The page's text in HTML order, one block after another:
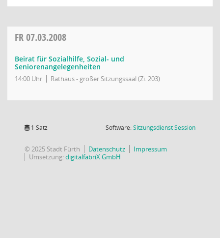
FR07.03.2008
Beirat für Sozialhilfe, Sozial- und
Seniorenangelegenheiten
14:00 Uhr Rathaus - großer Sitzungssaal (Zi. 203)
1 Satz Software:SitzungsdienstSession(Wird in
© 2025 Stadt Fürth Datenschutz
Impressum
Umsetzung:digitalfabriX GmbH